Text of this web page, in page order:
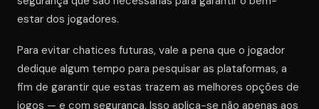
estar dos jogadores.
Para evitar chatices futuras, vale a pena que o jogador
dedique algum tempo para pesquisar as plataformas, a
fim de garantir que estas trazem as melhores opções de
jogos — e com segurança. Isso aplica-se não apenas aos